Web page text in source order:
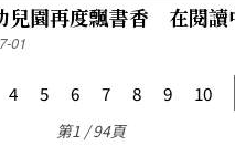
兒園再度飄書香 在閱讀
01
4 5 6 7 8 9 10
第1 / 94頁